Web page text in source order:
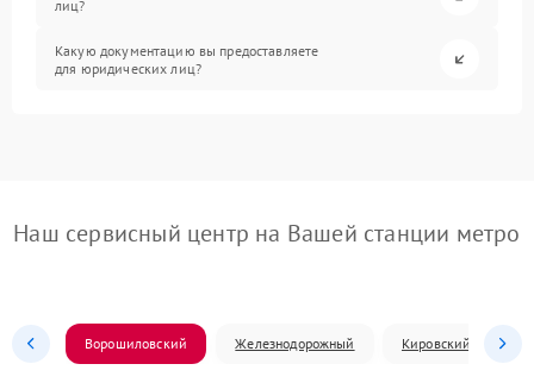
лиц?
Какую документацию вы предоставляете
для юридических лиц?
Наш сервисный центр на Вашей станции метро
Ворошиловский Железнодорожный Кировский